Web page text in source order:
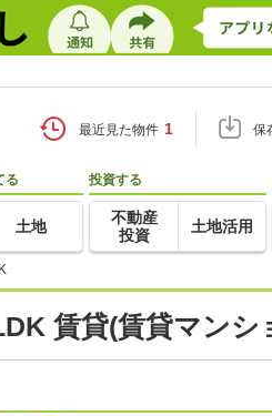
最近見た物件 1 保
る
土地
投資する
不動産
投資
土地活用
賃貸(賃貸マンシ